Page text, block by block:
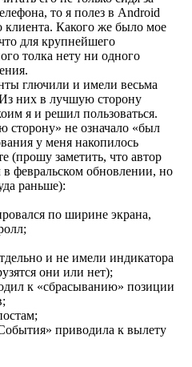
то я полез в Android
клиента. Какого же было мое
для крупнейшего
толка нету ни одного
глючили и имели весьма
них в лучшую сторону
я и решил пользоваться.
сторону» не означало «был
у меня накопилось
(прошу заметить, что автор
февральском обновлении, но
раньше):
по ширине экрана,
и не имели индикатора
они или нет);
к «сбрасыванию» позиции
приводила к вылету